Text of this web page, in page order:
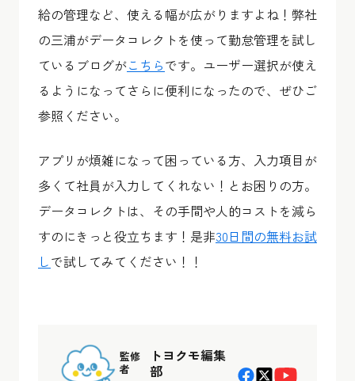
給の管理など、使える幅が広がりますよね！弊社
の三浦がデータコレクトを使って勤怠管理を試し
ているブログがこちらです。ユーザー選択が使え
るようになってさらに便利になったので、ぜひご
参照ください。
アプリが煩雑になって困っている方、入力項目が
多くて社員が入力してくれない！とお困りの方。
データコレクトは、その手間や人的コストを減ら
すのにきっと役立ちます！是非30日間の無料お試
しで試してみてください！！
監修
者
トヨクモ編集
部